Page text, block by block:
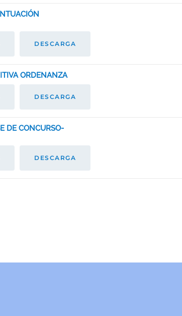
DESCARGA
ORDENANZA
DESCARGA
DE CONCURSO-
DESCARGA